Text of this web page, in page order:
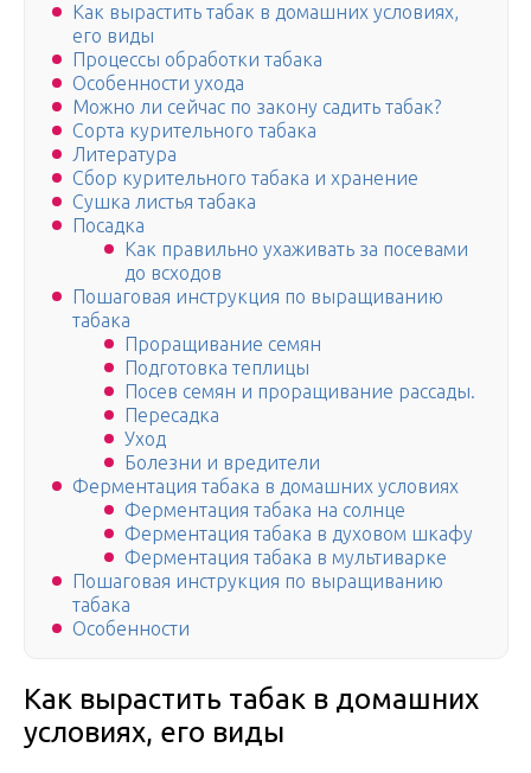
Как вырастить табак в домашних условиях,
его виды
Процессы обработки табака
Особенности ухода
Можно ли сейчас по закону садить табак?
Сорта курительного табака
Литература
Сбор курительного табака и хранение
Сушка листья табака
Посадка
Как правильно ухаживать за посевами
до всходов
Пошаговая инструкция по выращиванию
табака
Проращивание семян
Подготовка теплицы
Посев семян и проращивание рассады.
Пересадка
Уход
Болезни и вредители
Ферментация табака в домашних условиях
Ферментация табака на солнце
Ферментация табака в духовом шкафу
Ферментация табака в мультиварке
Пошаговая инструкция по выращиванию
табака
Особенности
Как вырастить табак в домашних
условиях, его виды